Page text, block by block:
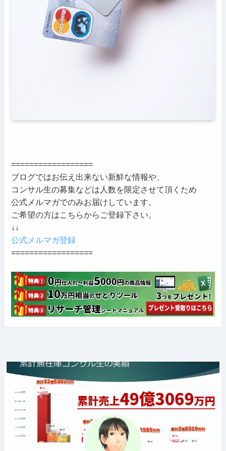
==================
ブログではお伝え出来ない新鮮な情報や、
コンサル生の募集などは人数を限定させて頂くため
公式メルマガでのみお届けしています。
ご希望の方はこちらからご登録下さい。
↓↓
公式メルマガ登録
==================